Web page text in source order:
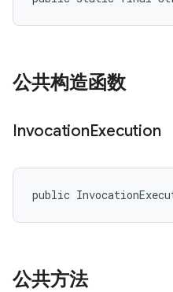
公共构造函数
InvocationExecution
public
公共方法